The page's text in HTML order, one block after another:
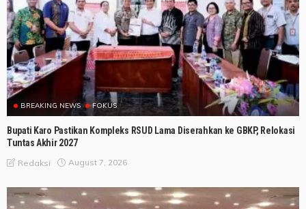
BREAKING NEWS FOKUS
Bupati Karo Pastikan Kompleks RSUD Lama Diserahkan ke GBKP, Relokasi
Tuntas Akhir 2027
Redaksi August 7, 2026